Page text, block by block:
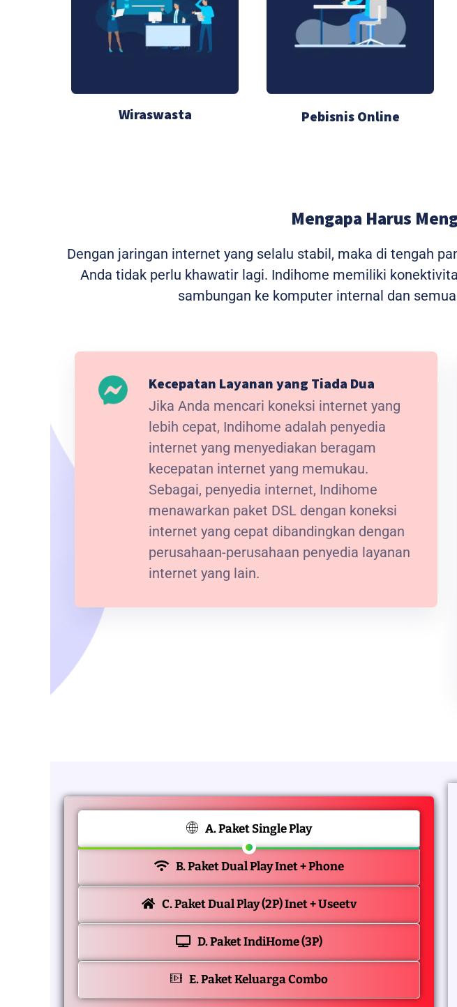
Wiraswasta Pebisnis Online
Mengapa Harus
Dengan jaringan internet yang selalu stabil, maka di tengah
Anda tidak perlu khawatir lagi. Indihome memiliki
sambungan ke komputer internal dan
Kecepatan Layanan yang Tiada Dua
Jika Anda mencari koneksi internet yang
lebih cepat, Indihome adalah penyedia
internet yang menyediakan beragam
kecepatan internet yang memukau.
Sebagai, penyedia internet, Indihome
menawarkan paket DSL dengan koneksi
internet yang cepat dibandingkan dengan
perusahaan-perusahaan penyedia layanan
internet yang lain.
A. Paket Single Play
B. Paket Dual Play Inet + Phone
C. Paket Dual Play (2P) Inet + Useetv
D. Paket IndiHome (3P)
E. Paket Keluarga Combo